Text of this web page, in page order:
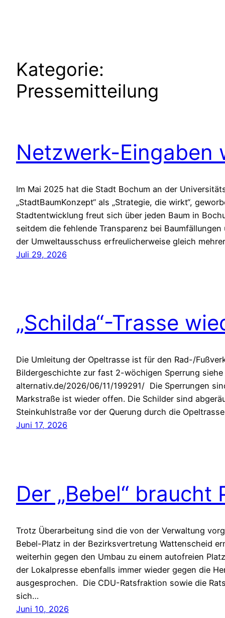
Kategorie:
Pressemitteilung
Netzwerk-Eingaben
Im Mai 2025 hat die Stadt Bochum an der
„StadtBaumKonzept“ als „Strategie, die wirkt“,
Stadtentwicklung freut sich über jeden Baum in
seitdem die fehlende Transparenz bei
der Umweltausschuss erfreulicherweise gleich
Juli 29, 2026
„Schilda“-Trasse
Die Umleitung der Opeltrasse ist für den Rad-/
Bildergeschichte zur fast 2-wöchigen Sperrung
alternativ.de/2026/06/11/199291/ Die Sperrungen
Markstraße ist wieder offen. Die Schilder sind
Steinkuhlstraße vor der Querung durch die
Juni 17, 2026
Der „Bebel“
Trotz Überarbeitung sind die von der Verwaltung
Bebel-Platz in der Bezirksvertretung Wattenscheid
weiterhin gegen den Umbau zu einem autofreien
der Lokalpresse ebenfalls immer wieder gegen die
ausgesprochen. Die CDU-Ratsfraktion sowie die
sich…
Juni 10, 2026